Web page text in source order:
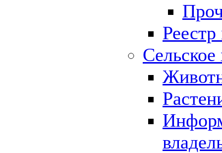
Сельское